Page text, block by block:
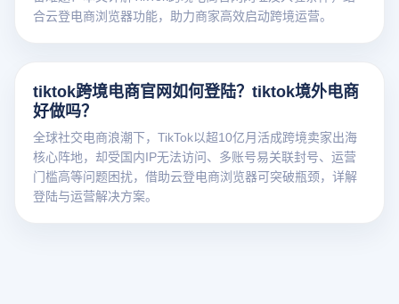
合云登电商浏览器功能，助力商家高效启动跨境运营。
tiktok跨境电商官网如何登陆？tiktok境外电商
好做吗？
全球社交电商浪潮下，TikTok以超10亿月活成跨境卖家出海
核心阵地，却受国内IP无法访问、多账号易关联封号、运营
门槛高等问题困扰，借助云登电商浏览器可突破瓶颈，详解
登陆与运营解决方案。